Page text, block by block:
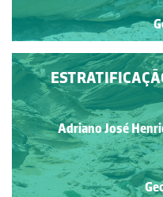
Adriano José